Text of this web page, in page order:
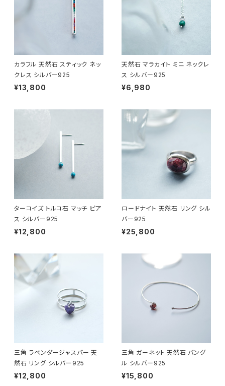
カラフル 天然石 スティック ネッ
クレス シルバー925
¥13,800
天然石 マラカイト ミニ ネックレ
ス シルバー925
¥6,980
ターコイズ トルコ石 マッチ ピア
ス シルバー925
¥12,800
ロードナイト 天然石 リング シル
バー925
¥25,800
三角 ラベンダージャスパー 天
然石 リング シルバー925
¥12,800
三角 ガーネット 天然石 バング
ル シルバー925
¥15,800